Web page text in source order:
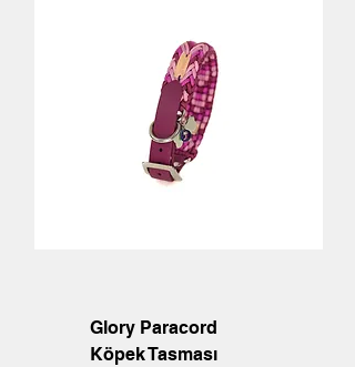
Glory Paracord
Köpek Tasması